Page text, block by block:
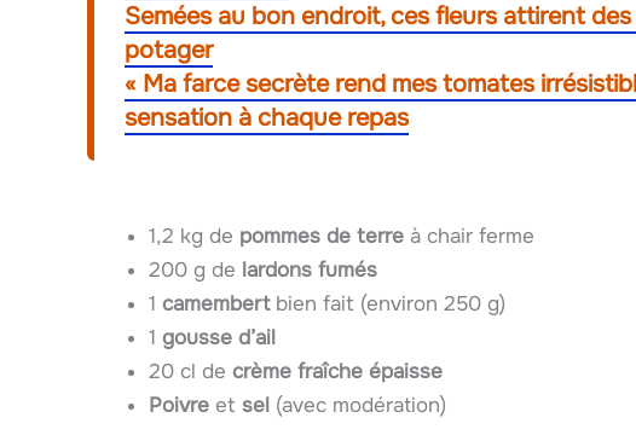
Semées au bon endroit, ces fleurs attirent
potager
« Ma farce secrète rend mes tomates
sensation à chaque repas
1,2 kg de pommes de terre à chair ferme
200 g de lardons fumés
1 camembertbien fait (environ 250 g)
1 gousse d’ail
20 cl de crème fraîche épaisse
Poivre et sel (avec modération)